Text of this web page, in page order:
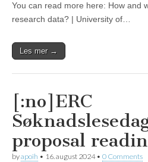
You can read more here: How and
research data? | University of…
Les mer →
[:no]ERC
proposal
byapoih • 16. august 2024• 0 Comments